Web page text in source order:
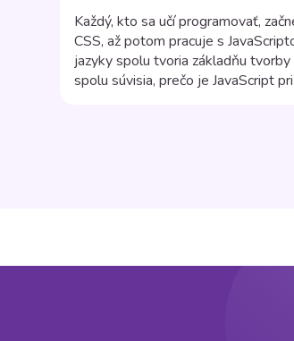
Každý, kto sa učí programovať,
CSS, až potom pracuje s
jazyky spolu tvoria základňu
spolu súvisia, prečo je JavaScript
je JavaScript JavaScript je